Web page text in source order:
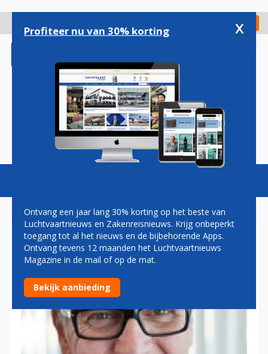
gaan
Check in
Magazine Podcasts Vacatures
HENK VAN DEN HELDER: HET
BLIJFT EEN LEKKER LAND...
Profiteer nu van 30% korting x
Ontvang een jaar lang 30% korting op het beste van
Luchtvaartnieuws en Zakenreisnieuws. Krijg onbeperkt
toegang tot al het nieuws en de bijbehorende Apps.
Ontvang tevens 12 maanden het Luchtvaartnieuws
Magazine in de mail of op de mat.
Bekijk aanbieding